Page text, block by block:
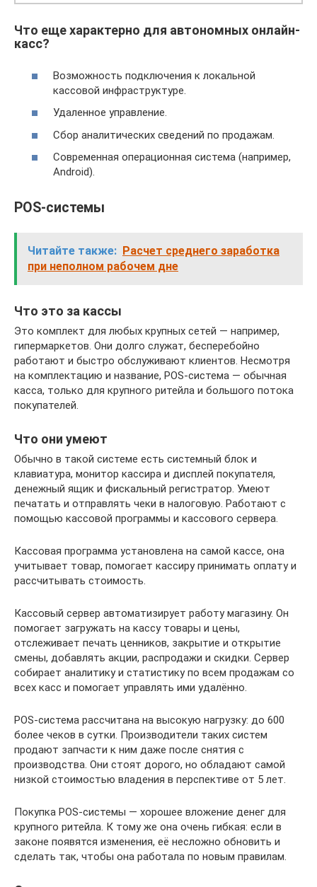
Что еще характерно для автономных онлайн-
касс?
Возможность подключения к локальной
кассовой инфраструктуре.
Удаленное управление.
Сбор аналитических сведений по продажам.
Современная операционная система (например,
Android).
POS-системы
Читайте также: Расчет среднего заработка
при неполном рабочем дне
Что это за кассы
Это комплект для любых крупных сетей — например,
гипермаркетов. Они долго служат, бесперебойно
работают и быстро обслуживают клиентов. Несмотря
на комплектацию и название, POS-система — обычная
касса, только для крупного ритейла и большого потока
покупателей.
Что они умеют
Обычно в такой системе есть системный блок и
клавиатура, монитор кассира и дисплей покупателя,
денежный ящик и фискальный регистратор. Умеют
печатать и отправлять чеки в налоговую. Работают с
помощью кассовой программы и кассового сервера.
Кассовая программа установлена на самой кассе, она
учитывает товар, помогает кассиру принимать оплату и
рассчитывать стоимость.
Кассовый сервер автоматизирует работу магазину. Он
помогает загружать на кассу товары и цены,
отслеживает печать ценников, закрытие и открытие
смены, добавлять акции, распродажи и скидки. Сервер
собирает аналитику и статистику по всем продажам со
всех касс и помогает управлять ими удалённо.
POS-система рассчитана на высокую нагрузку: до 600
более чеков в сутки. Производители таких систем
продают запчасти к ним даже после снятия с
производства. Они стоят дорого, но обладают самой
низкой стоимостью владения в перспективе от 5 лет.
Покупка POS-системы — хорошее вложение денег для
крупного ритейла. К тому же она очень гибкая: если в
законе появятся изменения, её несложно обновить и
сделать так, чтобы она работала по новым правилам.